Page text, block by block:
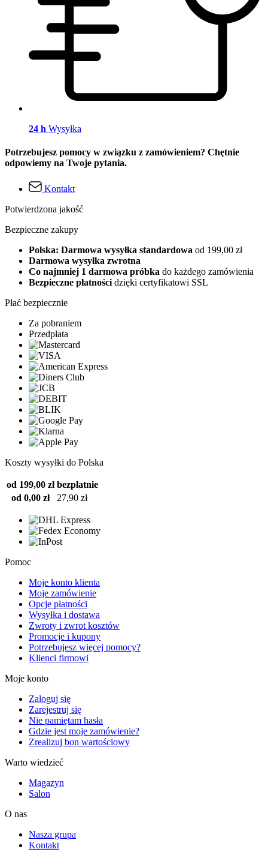
24 h Wysyłka
Potrzebujesz pomocy w związku z zamówieniem? Chętnie
odpowiemy na Twoje pytania.
Kontakt
Potwierdzona jakość
Bezpieczne zakupy
Polska: Darmowa wysyłka standardowa od 199,00 zł
Darmowa wysyłka zwrotna
Co najmniej 1 darmowa próbka do każdego zamówienia
Bezpieczne płatności dzięki certyfikatowi SSL
Płać bezpiecznie
Za pobraniem
Przedpłata
Koszty wysyłki do Polska
od 199,00 zł bezpłatnie
od 0,00 zł
27,90 zł
Pomoc
Moje konto klienta
Moje zamówienie
Opcje płatności
Wysyłka i dostawa
Zwroty i zwrot kosztów
Promocje i kupony
Potrzebujesz więcej pomocy?
Klienci firmowi
Moje konto
Zaloguj się
Zarejestruj się
Nie pamiętam hasła
Gdzie jest moje zamówienie?
Zrealizuj bon wartościowy
Warto wiedzieć
Magazyn
Salon
O nas
Nasza grupa
Kontakt